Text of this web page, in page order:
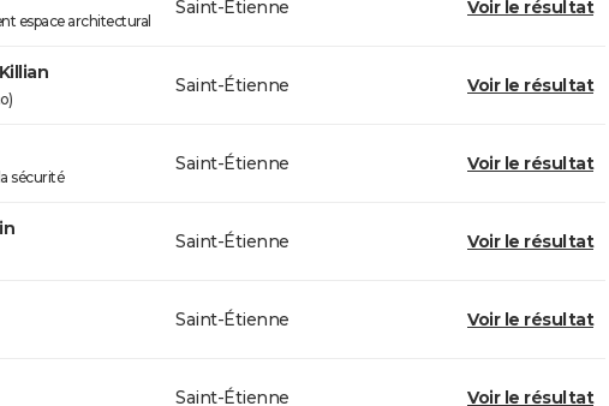
espace architectural
Saint-Étienne Voir le résultat
Saint-Étienne Voir le résultat
sécurité
Saint-Étienne Voir le résultat
Saint-Étienne Voir le résultat
Saint-Étienne Voir le résultat
Saint-Étienne Voir le résultat